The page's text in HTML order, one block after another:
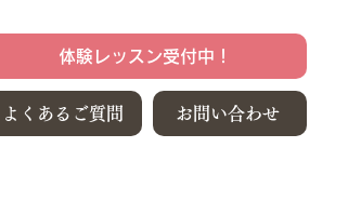
体験レッスン受付中！
よくあるご質問 お問い合わせ